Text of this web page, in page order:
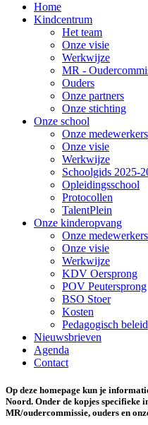
Home
Kindcentrum
Het team
Onze visie
Werkwijze
MR -
Ouders
Onze partners
Onze stichting
Onze school
Onze medewerkers
Onze visie
Werkwijze
Schoolgids 2025-
Opleidingsschool
Protocollen
TalentPlein
Onze kinderopvang
Onze medewerkers
Onze visie
Werkwijze
KDV Oersprong
POV Peutersprong
BSO Stoer
Kosten
Pedagogisch beleid
Nieuwsbrieven
Agenda
Contact
Op deze homepage kun je
Noord. Onder de kopjes specifieke
MR/oudercommissie, ouders en